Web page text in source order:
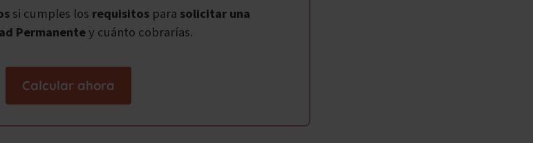
si cumples los requisitospara solicitar una
Permanentey cuánto cobrarías.
Calcular ahora